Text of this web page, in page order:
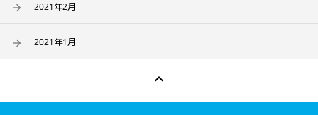
2021年2月
2021年1月
